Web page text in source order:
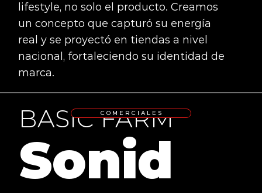
lifestyle, no solo el producto. Creamos
un concepto que capturó su energía
real y se proyectó en tiendas a nivel
nacional, fortaleciendo su identidad de
marca.
BASIC FARM
Sonid
C O M E R C I A L E S